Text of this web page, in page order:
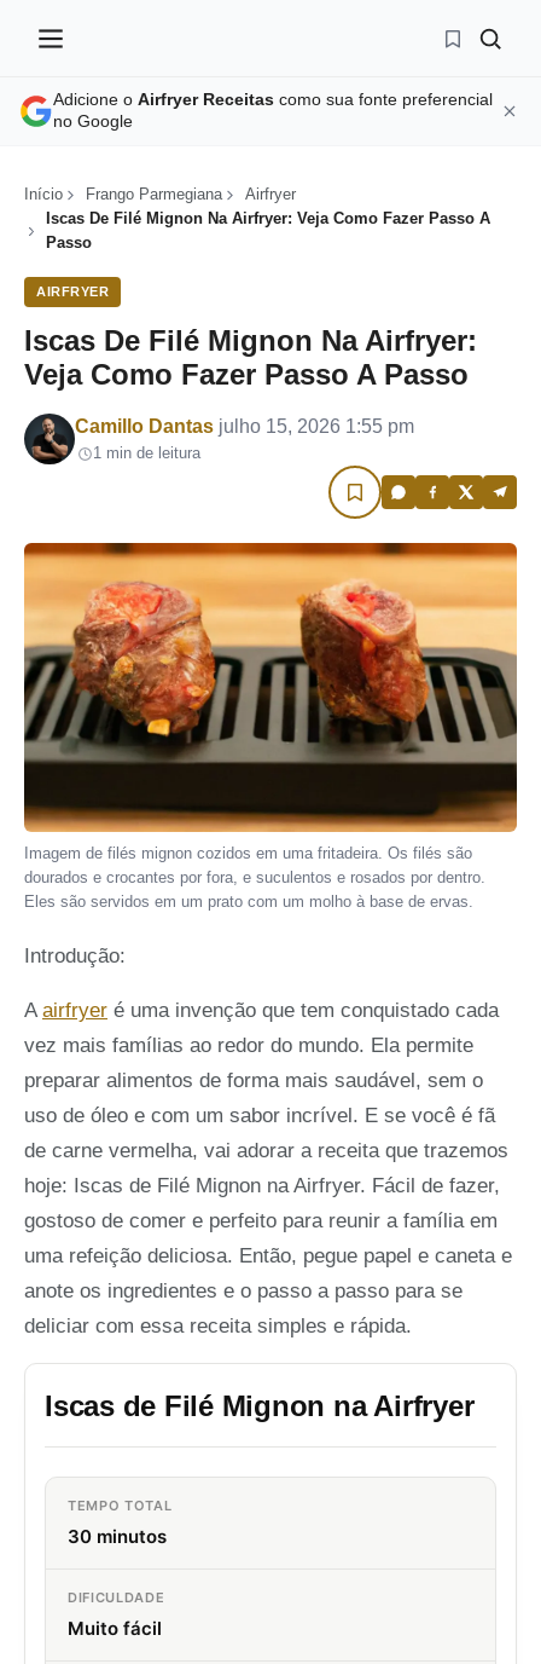
Adicione o Airfryer Receitas como sua fonte preferencial
no Google
Início Frango Parmegiana
Airfryer
Iscas De Filé Mignon Na Airfryer: Veja Como Fazer Passo A
Passo
AIRFRYER
Iscas De Filé Mignon Na Airfryer:
Veja Como Fazer Passo A Passo
Por
Camillo Dantas julho 15, 2026 1:55 pm
1 min de leitura
Imagem de filés mignon cozidos em uma fritadeira. Os filés são
dourados e crocantes por fora, e suculentos e rosados por dentro.
Eles são servidos em um prato com um molho à base de ervas.
Introdução:
A airfryer é uma invenção que tem conquistado cada
vez mais famílias ao redor do mundo. Ela permite
preparar alimentos de forma mais saudável, sem o
uso de óleo e com um sabor incrível. E se você é fã
de carne vermelha, vai adorar a receita que trazemos
hoje: Iscas de Filé Mignon na Airfryer. Fácil de fazer,
gostoso de comer e perfeito para reunir a família em
uma refeição deliciosa. Então, pegue papel e caneta e
anote os ingredientes e o passo a passo para se
deliciar com essa receita simples e rápida.
Iscas de Filé Mignon na Airfryer
TEMPO TOTAL
30 minutos
DIFICULDADE
Muito fácil